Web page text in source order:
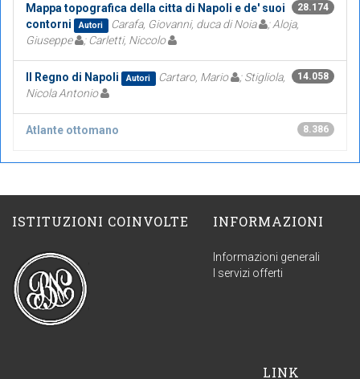
28.174
Mappa topografica della citta di Napoli e de' suoi
contorni
Autori Carafa, Giovanni, duca di Noia
; Aloja,
Giuseppe
; Carletti, Niccolo
14.058
Il Regno di Napoli Autori Cartaro, Mario
; Stigliola,
Nicola Antonio
8.386
Atlante ottomano
ISTITUZIONI COINVOLTE INFORMAZIONI
Informazioni generali
I servizi offerti
LINK